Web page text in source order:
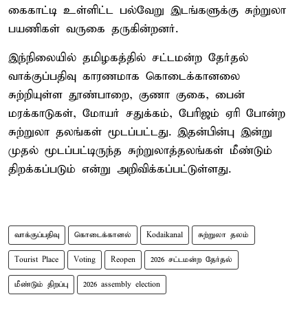
கைகாட்டி உள்ளிட்ட பல்வேறு இடங்களுக்கு சுற்றுலா
பயணிகள் வருகை தருகின்றனர்.
இந்நிலையில் தமிழகத்தில் சட்டமன்ற தேர்தல்
வாக்குப்பதிவு காரணமாக கொடைக்கானலை
சுற்றியுள்ள தூண்பாறை, குணா குகை, பைன்
மரக்காடுகள், மோயர் சதுக்கம், பேரிஜம் ஏரி போன்ற
சுற்றுலா தலங்கள் மூடப்பட்டது. இதன்பின்பு இன்று
முதல் மூடப்பட்டிருந்த சுற்றுலாத்தலங்கள் மீண்டும்
திறக்கப்படும் என்று அறிவிக்கப்பட்டுள்ளது.
வாக்குப்பதிவு கொடைக்கானல் Kodaikanal சுற்றுலா தலம்
Tourist Place Voting Reopen 2026 சட்டமன்ற தேர்தல்
மீண்டும் திறப்பு 2026 assembly election